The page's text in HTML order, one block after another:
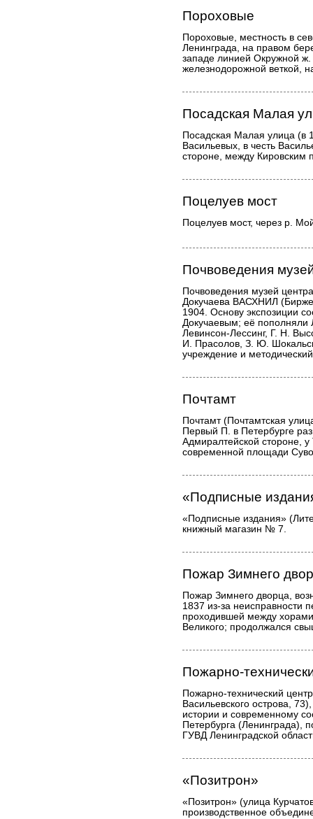
Пороховые
Пороховые, местность в
Ленинграда, на правом
западе линией Окружной
железнодорожной веткой,
Посадская Малая
Посадская Малая улица (в
Васильевых, в честь
стороне, между Кировским
Поцелуев мост
Поцелуев мост, через р.
Почвоведения
Почвоведения музей
Докучаева ВАСХНИЛ
1904. Основу экспозиции
Докучаевым; её
Левинсон-Лессинг, Г. Н.
И. Прасолов, З. Ю.
учреждение и
Почтамт
Почтамт (Почтамтская
Первый П. в Петербурге
Адмиралтейской стороне,
современной площади
«Подписные
«Подписные издания»
книжный магазин № 7.
Пожар Зимнего
Пожар Зимнего дворца,
1837 из-за неисправности
проходившей между
Великого; продолжался
Пожарно-
Пожарно-технический
Васильевского острова,
истории и современному
Петербурга (Ленинграда),
ГУВД Ленинградской
«Позитрон»
«Позитрон» (улица
производственное